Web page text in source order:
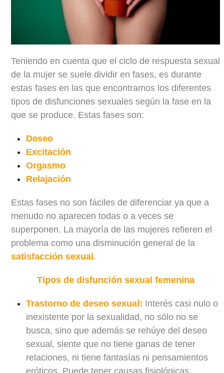
Teniendo en cuenta que el ciclo de respuesta sexual
de la mujer se suele dividir en fases, es durante
estas fases en las que encontramos los diferentes
tipos de disfunciones sexuales según la fase en la
que se produce. Estas fases son:
Deseo
Excitación
Orgasmo
Relajación
Estas fases no son fáciles de diferenciar ya que a
menudo no aparecen todas o a veces se
superponen. La mayoría de las mujeres refieren el
problema como unadisminución general de la
satisfacción sexual .
Tipos de disfunción sexual femenina
Trastorno de deseo sexual: Interés casi nulo o
inexistente por la sexualidad, no sólo no se
busca, sino que además se rehúye del deseo
sexual, siente que no tiene ganas de tener
relaciones, ni tiene fantasías ni pensamientos